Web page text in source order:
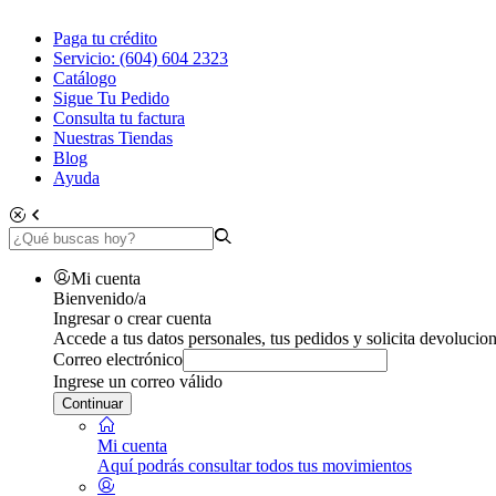
Paga tu crédito
Servicio: (604) 604 2323
Catálogo
Sigue Tu Pedido
Consulta tu factura
Nuestras Tiendas
Blog
Ayuda
Mi cuenta
Bienvenido/a
Ingresar o crear cuenta
Accede a tus datos personales, tus pedidos y solicita
Correo electrónico
Ingrese un correo válido
Continuar
Mi cuenta
Aquí podrás consultar todos tus movimientos